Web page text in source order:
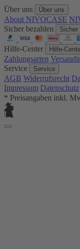
Über uns Über uns
About NIVOCASE
Sicher bezahlen
Sicher
Hilfe-Center Hilfe-
Zahlungsarten
Service
Service
AGB Widerrufsrecht
Impressum Datenschutz
* Preisangaben inkl.